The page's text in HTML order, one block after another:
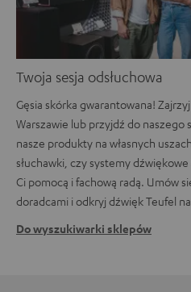
Twoja sesja odsłuchowa
Gęsia skórka gwarantowana!
Warszawie lub przyjdź do naszego
nasze produkty na własnych
słuchawki, czy systemy dźwiękowe
Ci pomocą i fachową radą. Umów
doradcami i odkryj dźwięk Teufel
Do wyszukiwarki sklepów